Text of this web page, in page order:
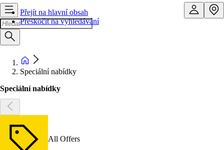
Přejít na hlavní obsah
Přeskočit na vyhledávání
Speciální nabídky
Speciální nabídky
All Offers